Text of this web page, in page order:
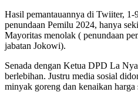
Hasil pemantauannya di Twiiter, 1-
penundaan Pemilu 2024, hanya
Mayoritas menolak ( penundaan
jabatan Jokowi).
Senada dengan Ketua DPD La
berlebihan. Justru media sosial
minyak goreng dan kenaikan harga